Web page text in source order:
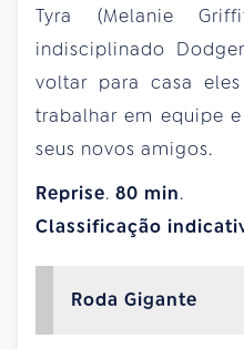
Tyra (Melanie
indisciplinado
voltar para casa
trabalhar em equipe
seus novos amigos.
Reprise. 80 min.
Classificação
Roda Gigante